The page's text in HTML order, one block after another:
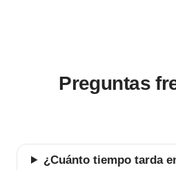
Preguntas
¿Cuánto tiempo tarda